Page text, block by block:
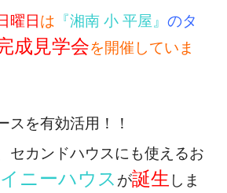
曜日 は 『湘南 小 平屋』 のタ
成見学会を開催していま
スを有効活用！！
セカンドハウスにも使えるお
ニーハウス が誕生 しま